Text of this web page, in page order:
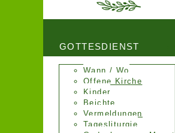
GOTTESDIENST
Wann / Wo
Offene Kirche
Kinder
Beichte
Vermeldungen
Tagesliturgie